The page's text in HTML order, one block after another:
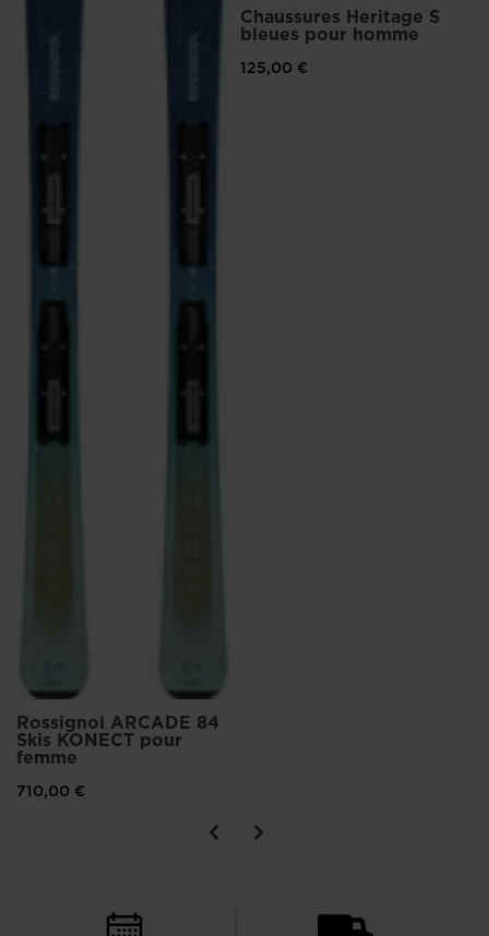
Rossignol ARCADE 84
Skis KONECT pour
femme
710,00 €
Chaussures Heritage S
bleues pour homme
125,00 €